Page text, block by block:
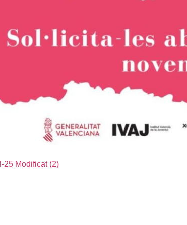
25 Modificat (2)